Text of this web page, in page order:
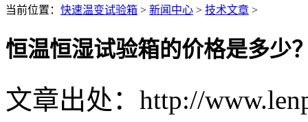
当前位置： 快速温变试验箱 > 新闻中心 > 技术文章 >
恒温恒湿试验箱的价格是多少
文章出处：http://